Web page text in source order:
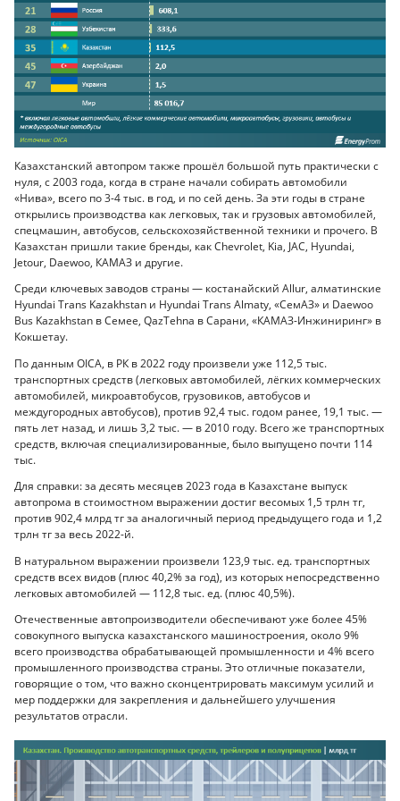
Казахстанский автопром также прошёл большой путь практически с
нуля, с 2003 года, когда в стране начали собирать автомобили
«Нива», всего по 3-4 тыс. в год, и по сей день. За эти годы в стране
открылись производства как легковых, так и грузовых автомобилей,
спецмашин, автобусов, сельскохозяйственной техники и прочего. В
Казахстан пришли такие бренды, как Chevrolet, Kia, JAC, Hyundai,
Jetour, Daewoo, КАМАЗ и другие.
Среди ключевых заводов страны — костанайский Allur, алматинские
Hyundai Trans Kazakhstan и Hyundai Trans Almaty, «СемАЗ» и Daewoo
Bus Kazakhstan в Семее, QazTehna в Сарани, «КАМАЗ-Инжиниринг» в
Кокшетау.
По данным OICA, в РК в 2022 году произвели уже 112,5 тыс.
транспортных средств (легковых автомобилей, лёгких коммерческих
автомобилей, микроавтобусов, грузовиков, автобусов и
междугородных автобусов), против 92,4 тыс. годом ранее, 19,1 тыс. —
пять лет назад, и лишь 3,2 тыс. — в 2010 году. Всего же транспортных
средств, включая специализированные, было выпущено почти 114
тыс.
Для справки: за десять месяцев 2023 года в Казахстане выпуск
автопрома в стоимостном выражении достиг весомых 1,5 трлн тг,
против 902,4 млрд тг за аналогичный период предыдущего года и 1,2
трлн тг за весь 2022-й.
В натуральном выражении произвели 123,9 тыс. ед. транспортных
средств всех видов (плюс 40,2% за год), из которых непосредственно
легковых автомобилей — 112,8 тыс. ед. (плюс 40,5%).
Отечественные автопроизводители обеспечивают уже более 45%
совокупного выпуска казахстанского машиностроения, около 9%
всего производства обрабатывающей промышленности и 4% всего
промышленного производства страны. Это отличные показатели,
говорящие о том, что важно сконцентрировать максимум усилий и
мер поддержки для закрепления и дальнейшего улучшения
результатов отрасли.